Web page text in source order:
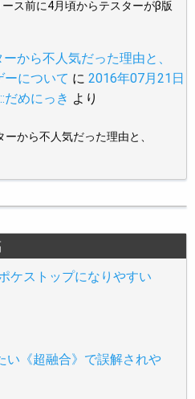
ス前に4月頃からテスターがβ版
から不人気だった理由と、
ーについて に 2016年07月21日
だめにっき より
から不人気だった理由と、
ケストップになりやすい
い《超融合》で誤解されや